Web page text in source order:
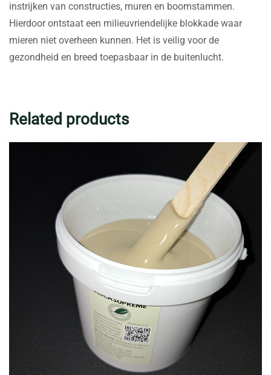
instrijken van constructies, muren en boomstammen.
Hierdoor ontstaat een milieuvriendelijke blokkade waar
mieren niet overheen kunnen. Het is veilig voor de
gezondheid en breed toepasbaar in de buitenlucht.
Related products